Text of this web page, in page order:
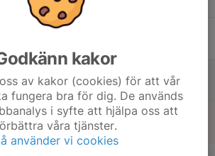
kakor
av kakor (cookies) för att vår
fungera bra för dig. De används
i syfte att hjälpa oss att
våra tjänster.
använder vi cookies